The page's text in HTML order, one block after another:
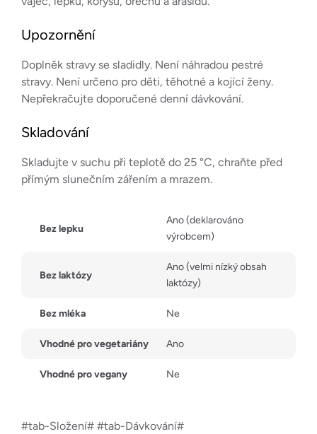
Upozornění
Doplněk stravy se sladidly. Není náhradou pestré
stravy. Není určeno pro děti, těhotné a kojící ženy.
Nepřekračujte doporučené denní dávkování.
Skladování
Skladujte v suchu při teplotě do 25 °C, chraňte před
přímým slunečním zářením a mrazem.
Bez lepku
Ano (deklarováno
výrobcem)
Bez laktózy
Ano (velmi nízký obsah
laktózy)
Bez mléka Ne
Vhodné pro vegetariány Ano
Vhodné pro vegany Ne
#tab-Složení# #tab-Dávkování#